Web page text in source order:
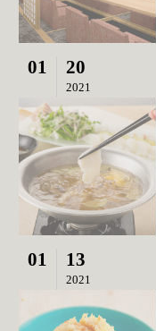
01 20
2021
01 13
2021